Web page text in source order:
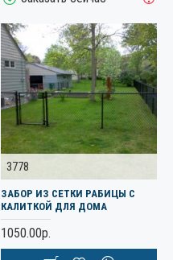
3778
ЗАБОР ИЗ СЕТКИ РАБИЦЫ С
КАЛИТКОЙ ДЛЯ ДОМА
1050.00р.